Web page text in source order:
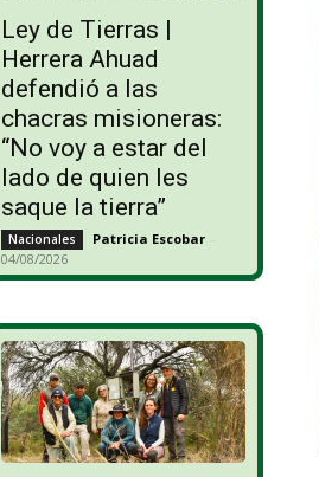
Ley de Tierras |
Herrera Ahuad
defendió a las
chacras misioneras:
“No voy a estar del
lado de quien les
saque la tierra”
Nacionales Patricia Escobar -
04/08/2026